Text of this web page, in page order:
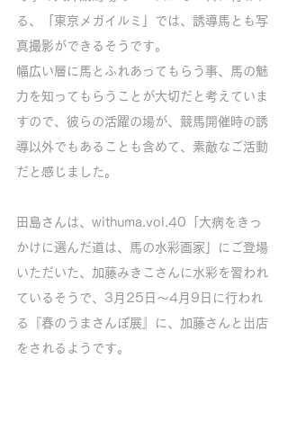
る、「東京メガイルミ」では、誘導馬とも写
真撮影ができるそうです。
幅広い層に馬とふれあってもらう事、馬の魅
力を知ってもらうことが大切だと考えていま
すので、彼らの活躍の場が、競馬開催時の誘
導以外でもあることも含めて、素敵なご活動
だと感じました。
田島さんは、withuma.vol.40「大病をきっ
かけに選んだ道は、馬の水彩画家」にご登場
いただいた、加藤みきこさんに水彩を習われ
ているそうで、3月25日〜4月9日に行われ
る『春のうまさんぽ展』に、加藤さんと出店
をされるようです。